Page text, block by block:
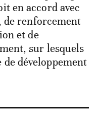
en accord avec
de renforcement
et de
sur lesquels
développement